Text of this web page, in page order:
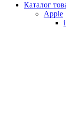
Каталог
Apple